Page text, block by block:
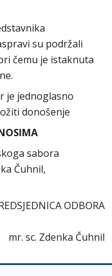
su podržali
čemu je istaknuta
je jednoglasno
donošenje
sabora
Čuhnil,
ODBORA
mr. sc. Zdenka Čuhnil